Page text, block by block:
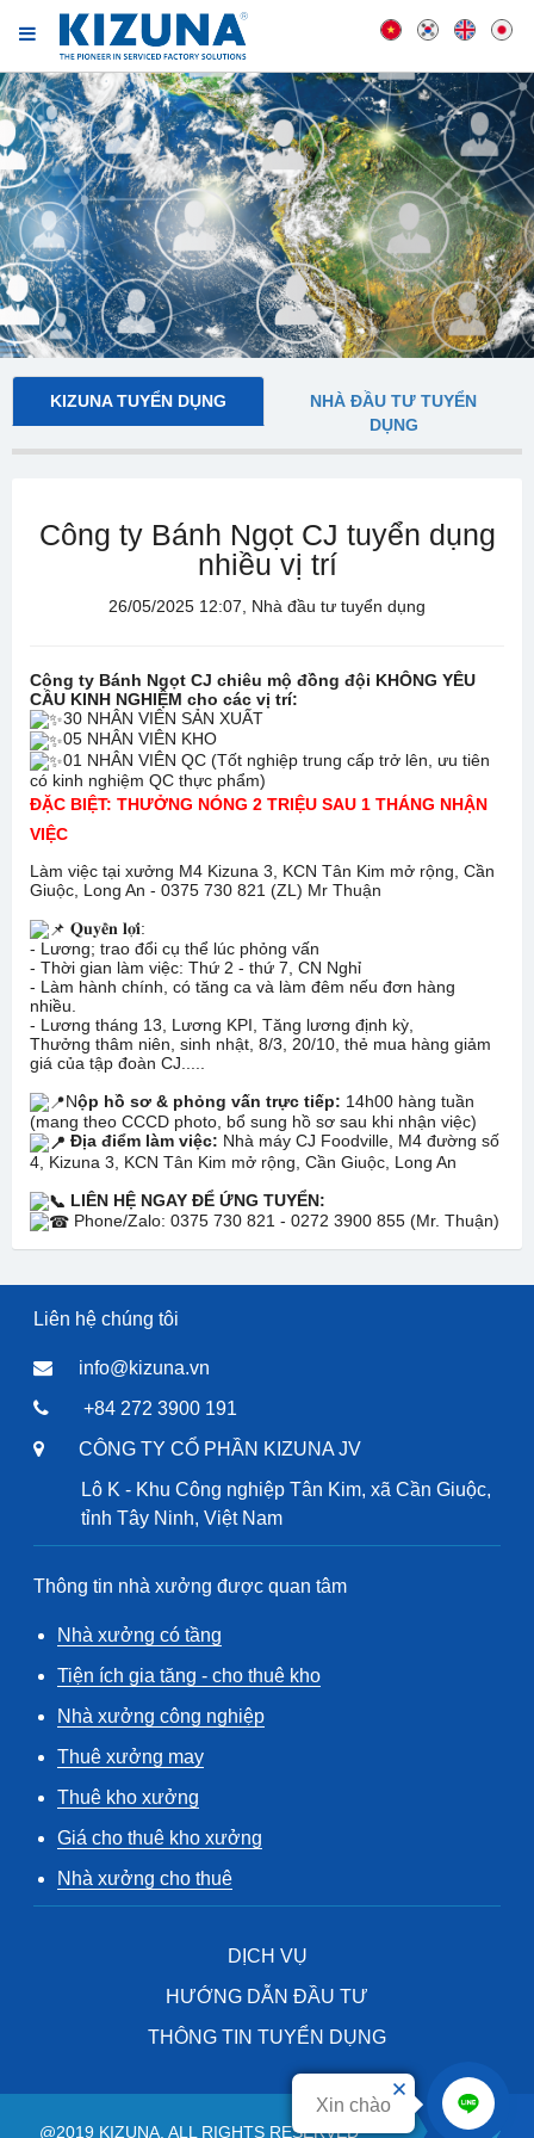
Xin chào
KIZUNA TUYỂN DỤNG
NHÀ ĐẦU TƯ TUYỂN
DỤNG
Công ty Bánh Ngọt CJ tuyển dụng
nhiều vị trí
26/05/2025 12:07, Nhà đầu tư tuyển dụng
Công ty Bánh Ngọt CJ chiêu mộ đồng đội KHÔNG YÊU
CẦU KINH NGHIỆM cho các vị trí:
30 NHÂN VIÊN SẢN XUẤT
05 NHÂN VIÊN KHO
01 NHÂN VIÊN QC (Tốt nghiệp trung cấp trở lên, ưu tiên
có kinh nghiệm QC thực phẩm)
ĐẶC BIỆT: THƯỞNG NÓNG 2 TRIỆU SAU 1 THÁNG NHẬN
VIỆC
Làm việc tại xưởng M4 Kizuna 3, KCN Tân Kim mở rộng, Cần
Giuộc, Long An - 0375 730 821 (ZL) Mr Thuận
𝐐𝐮𝐲𝐞̂̀𝐧 𝐥𝐨̛̣𝐢:
- Lương; trao đổi cụ thể lúc phỏng vấn
- Thời gian làm việc: Thứ 2 - thứ 7, CN Nghỉ
- Làm hành chính, có tăng ca và làm đêm nếu đơn hàng
nhiều.
- Lương tháng 13, Lương KPI, Tăng lương định kỳ,
Thưởng thâm niên, sinh nhật, 8/3, 20/10, thẻ mua hàng giảm
giá của tập đoàn CJ.....
Nộp hồ sơ & phỏng vấn trực tiếp: 14h00 hàng tuần
(mang theo CCCD photo, bổ sung hồ sơ sau khi nhận việc)
Địa điểm làm việc: Nhà máy CJ Foodville, M4 đường số
4, Kizuna 3, KCN Tân Kim mở rộng, Cần Giuộc, Long An
LIÊN HỆ NGAY ĐỂ ỨNG TUYỂN:
Phone/Zalo: 0375 730 821 - 0272 3900 855 (Mr. Thuận)
Liên hệ chúng tôi
info@kizuna.vn
+84 272 3900 191
CÔNG TY CỔ PHẦN KIZUNA JV
Lô K - Khu Công nghiệp Tân Kim, xã Cần Giuộc,
tỉnh Tây Ninh, Việt Nam
Thông tin nhà xưởng được quan tâm
Nhà xưởng có tầng
Tiện ích gia tăng - cho thuê kho
Nhà xưởng công nghiệp
Thuê xưởng may
Thuê kho xưởng
Giá cho thuê kho xưởng
Nhà xưởng cho thuê
DỊCH VỤ
HƯỚNG DẪN ĐẦU TƯ
THÔNG TIN TUYỂN DỤNG
@2019 KIZUNA. ALL RIGHTS RESERVED